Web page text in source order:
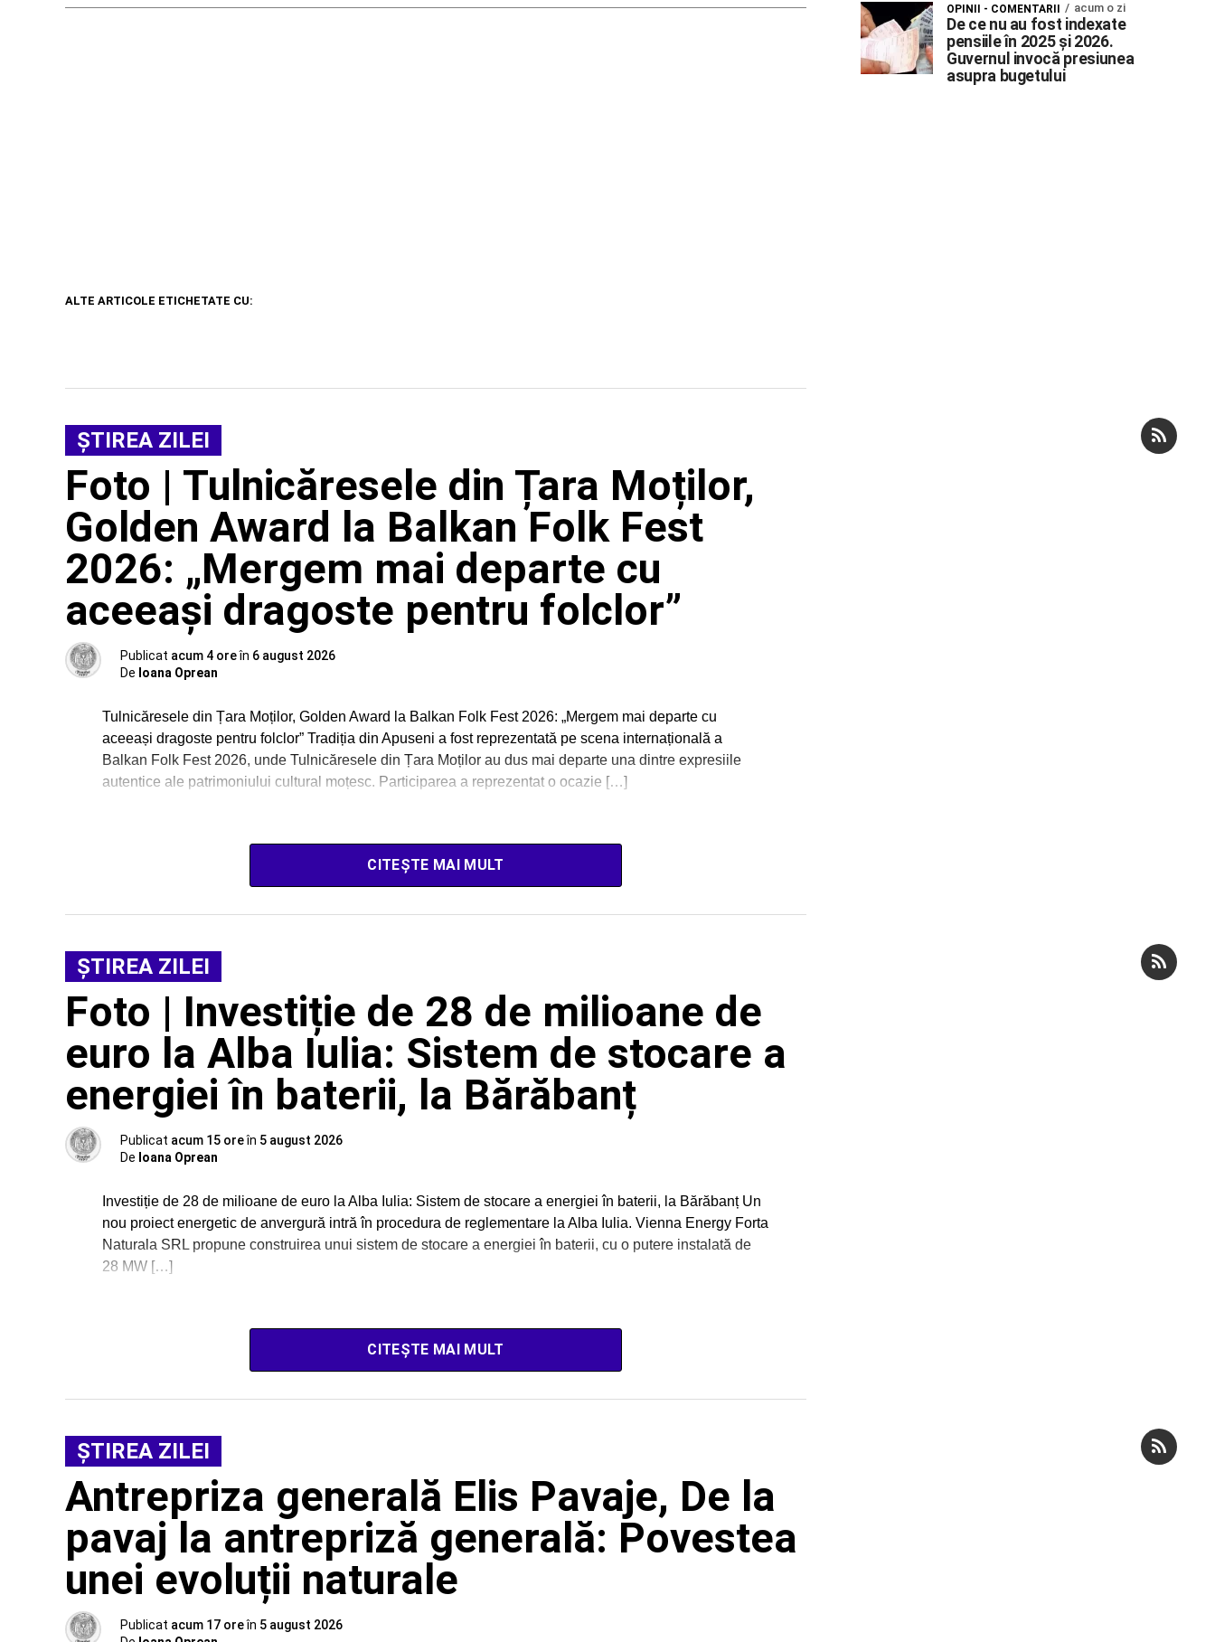
ALTE ARTICOLE ETICHETATE CU:
ŞTIREA ZILEI
Foto | Tulnicăresele din Țara Moților,
Golden Award la Balkan Folk Fest
2026: „Mergem mai departe cu
aceeași dragoste pentru folclor”
Publicat acum 4 oreîn 6 august 2026
De Ioana Oprean
Tulnicăresele din Țara Moților, Golden Award la Balkan Folk Fest 2026: „Mergem mai departe cu
aceeași dragoste pentru folclor” Tradiția din Apuseni a fost reprezentată pe scena internațională a
Balkan Folk Fest 2026, unde Tulnicăresele din Țara Moților au dus mai departe una dintre expresiile
autentice ale patrimoniului cultural moțesc. Participarea a reprezentat o ocazie […]
CITEȘTE MAI MULT
ŞTIREA ZILEI
Foto | Investiție de 28 de milioane de
euro la Alba Iulia: Sistem de stocare a
energiei în baterii, la Bărăbanț
Publicat acum 15 oreîn 5 august 2026
De Ioana Oprean
Investiție de 28 de milioane de euro la Alba Iulia: Sistem de stocare a energiei în baterii, la Bărăbanț Un
nou proiect energetic de anvergură intră în procedura de reglementare la Alba Iulia. Vienna Energy Forta
Naturala SRL propune construirea unui sistem de stocare a energiei în baterii, cu o putere instalată de
28 MW […]
CITEȘTE MAI MULT
ŞTIREA ZILEI
Antrepriza generală Elis Pavaje, De la
pavaj la antrepriză generală: Povestea
unei evoluții naturale
Publicat acum 17 oreîn 5 august 2026
OPINII - COMENTARII acum o zi
De ce nu au fost indexate
pensiile în 2025 și 2026.
Guvernul invocă presiunea
asupra bugetului